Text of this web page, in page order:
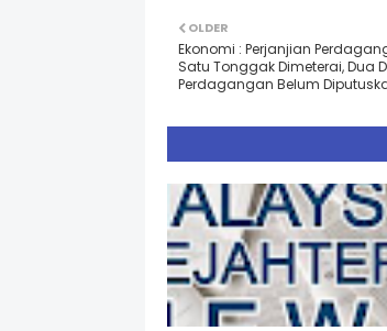
OLDER
Ekonomi : Perjanjian
Satu Tonggak Dimeterai, Dua
Perdagangan Belum